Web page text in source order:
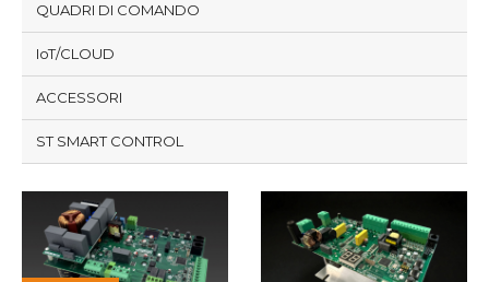
QUADRI DI COMANDO
IoT/CLOUD
ACCESSORI
ST SMART CONTROL